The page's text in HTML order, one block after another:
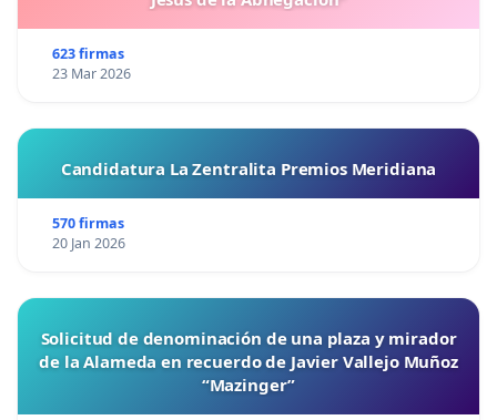
623 firmas
23 Mar 2026
Candidatura La Zentralita Premios Meridiana
570 firmas
20 Jan 2026
Solicitud de denominación de una plaza y mirador
de la Alameda en recuerdo de Javier Vallejo Muñoz
“Mazinger”